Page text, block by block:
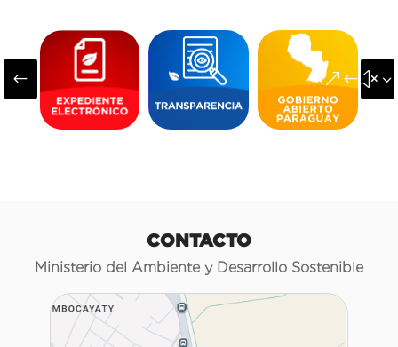
#
CONTACTO
Ministerio del Ambiente y Desarrollo Sostenible